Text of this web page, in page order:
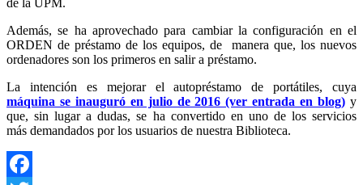
de la UPM.
Además, se ha aprovechado para cambiar la configuración en el
ORDEN de préstamo de los equipos, de manera que, los nuevos
ordenadores son los primeros en salir a préstamo.
La intención es mejorar el autopréstamo de portátiles, cuya
máquina se inauguró en julio de 2016 (ver entrada en blog) y
que, sin lugar a dudas, se ha convertido en uno de los servicios
más demandados por los usuarios de nuestra Biblioteca.